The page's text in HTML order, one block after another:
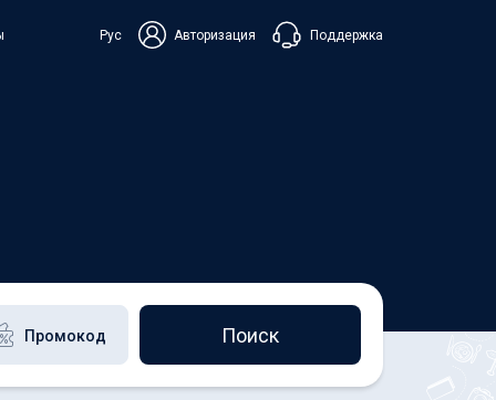
Рус Авторизация Поддержка
Чат в Messenger
Поиск